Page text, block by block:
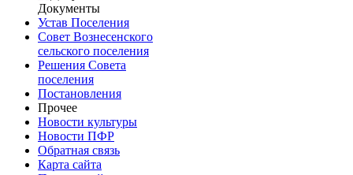
Документы
Устав Поселения
Совет Вознесенского
сельского поселения
Решения Совета
поселения
Постановления
Прочее
Новости культуры
Новости ПФР
Обратная связь
Карта сайта